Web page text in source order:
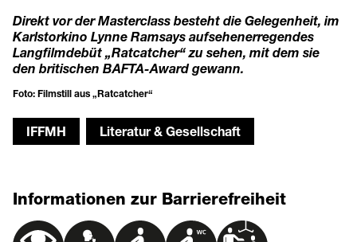
Direkt vor der Masterclass besteht die Gelegenheit, im
Karlstorkino Lynne Ramsays aufsehenerregendes
Langfilmdebüt „Ratcatcher“ zu sehen, mit dem sie
den britischen BAFTA-Award gewann.
Foto: Filmstill aus „Ratcatcher“
IFFMH Literatur & Gesellschaft
Informationen zur Barrierefreiheit